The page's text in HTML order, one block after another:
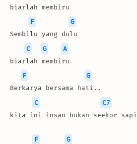
biarlah membiru
F
G
Sembilu yang dulu
C
G
A
biarlah membiru
F
G
Berkarya bersama hati..
C
C7
kita ini insan bukan seekor sapi
F
G